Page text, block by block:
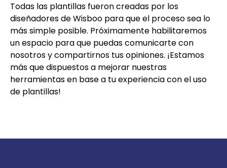
Todas las plantillas fueron creadas por los
diseñadores de Wisboo para que el proceso sea lo
más simple posible. Próximamente habilitaremos
un espacio para que puedas comunicarte con
nosotros y compartirnos tus opiniones. ¡Estamos
más que dispuestos a mejorar nuestras
herramientas en base a tu experiencia con el uso
de plantillas!